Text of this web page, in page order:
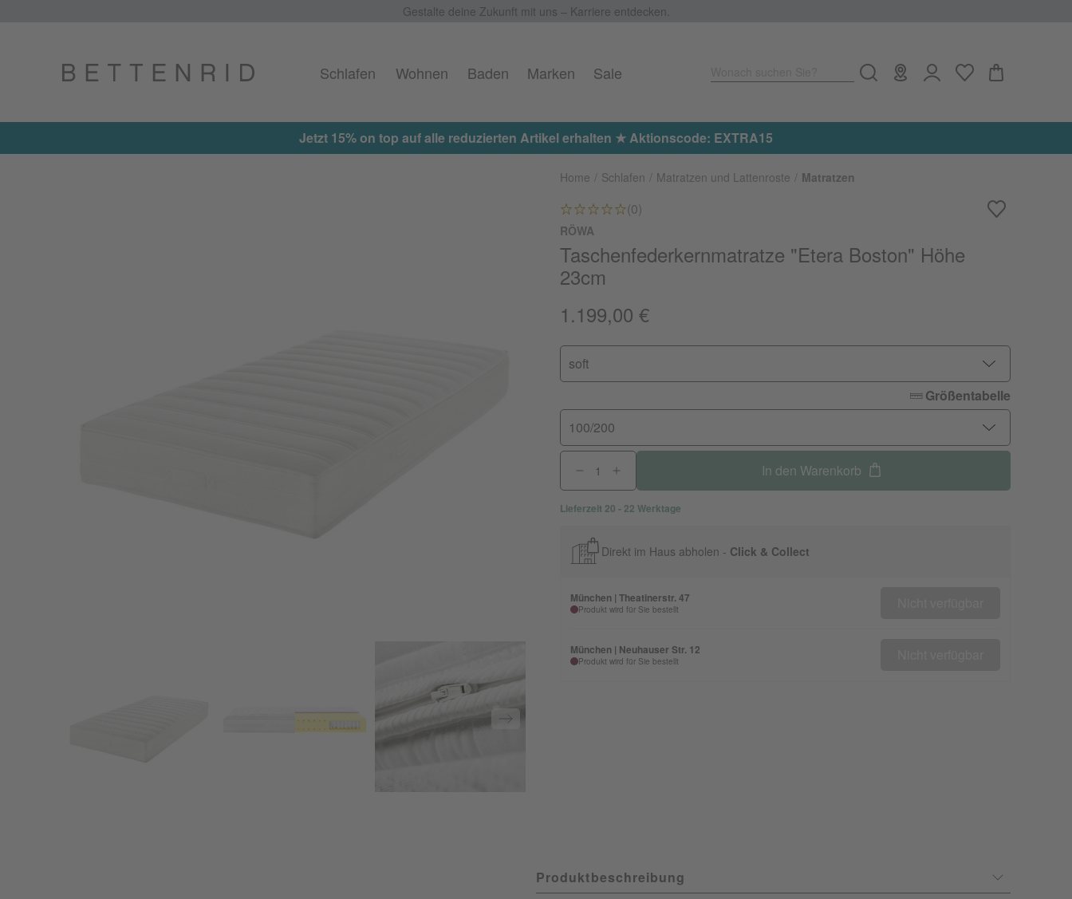
Gestalte deine Zukunft mit uns – Karriere entdecken.
Schlafen Wohnen Baden Marken Sale
Jetzt 15% on top auf alle reduzierten Artikel erhalten ★ Aktionscode: EXTRA15
Home Schlafen Matratzen und Lattenroste Matratzen
(0)
RÖWA
Taschenfederkernmatratze "Etera Boston" Höhe
23cm
1.199,00 €
soft
Größentabelle
100/200
In den Warenkorb
Lieferzeit 20 - 22 Werktage
Direkt im Haus abholen - Click & Collect
München | Theatinerstr. 47
Produkt wird für Sie bestellt
München | Neuhauser Str. 12
Produkt wird für Sie bestellt
Produktbeschreibung